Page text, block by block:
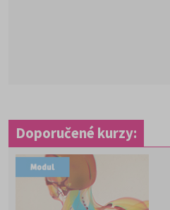
Doporučené kurzy: